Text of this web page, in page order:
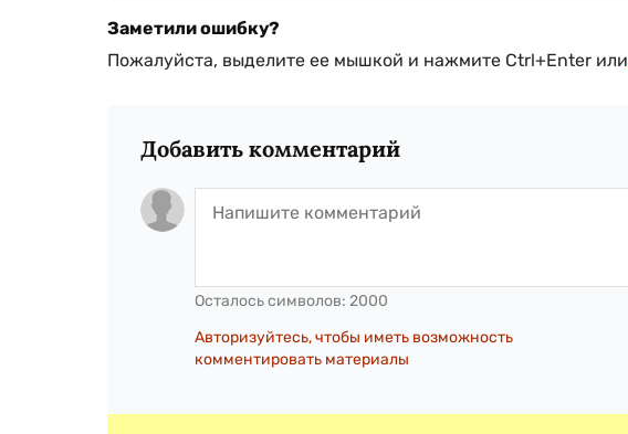
Заметили ошибку?
Пожалуйста, выделите ее мышкой и нажмите Ctrl+Enter или
Добавить комментарий
Осталось символов: 2000
Авторизуйтесь, чтобы иметь возможность
комментировать материалы